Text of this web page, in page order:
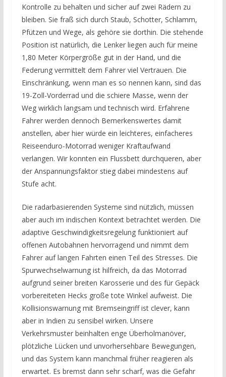
Kontrolle zu behalten und sicher auf zwei Rädern zu
bleiben. Sie fraß sich durch Staub, Schotter, Schlamm,
Pfützen und Wege, als gehöre sie dorthin. Die stehende
Position ist natürlich, die Lenker liegen auch für meine
1,80 Meter Körpergröße gut in der Hand, und die
Federung vermittelt dem Fahrer viel Vertrauen. Die
Einschränkung, wenn man es so nennen kann, sind das
19-Zoll-Vorderrad und die schiere Masse, wenn der
Weg wirklich langsam und technisch wird. Erfahrene
Fahrer werden dennoch Bemerkenswertes damit
anstellen, aber hier würde ein leichteres, einfacheres
Reiseenduro-Motorrad weniger Kraftaufwand
verlangen. Wir konnten ein Flussbett durchqueren, aber
der Anspannungsfaktor stieg dabei mindestens auf
Stufe acht.
Die radarbasierenden Systeme sind nützlich, müssen
aber auch im indischen Kontext betrachtet werden. Die
adaptive Geschwindigkeitsregelung funktioniert auf
offenen Autobahnen hervorragend und nimmt dem
Fahrer auf langen Fahrten einen Teil des Stresses. Die
Spurwechselwarnung ist hilfreich, da das Motorrad
aufgrund seiner breiten Karosserie und des für Gepäck
vorbereiteten Hecks große tote Winkel aufweist. Die
Kollisionswarnung mit Bremseingriff ist clever, kann
aber in Indien zu sensibel wirken. Unsere
Verkehrsmuster beinhalten enge Überholmanöver,
plötzliche Lücken und unvorhersehbare Bewegungen,
und das System kann manchmal früher reagieren als
erwartet. Es bremst dann sehr scharf, was die Gefahr